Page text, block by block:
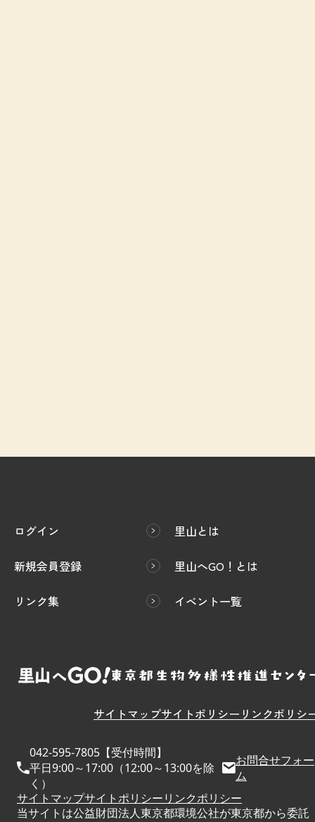
ログイン
新規会員登録
リンク集
里山とは
里山へGO！とは
イベント一覧
サイトマップサイトポリシー リンクポリシ
042-595-7805【受付時間】
平日9:00～17:00（12:00～13:00を除
く）
お問合せフォー
ム
サイトマップサイトポリシーリンクポリシー
当サイトは公益財団法人東京都環境公社が東京都から委託